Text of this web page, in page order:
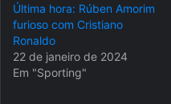
Última hora: Rúben Amorim
furioso com Cristiano
Ronaldo
22 de janeiro de 2024
Em "Sporting"